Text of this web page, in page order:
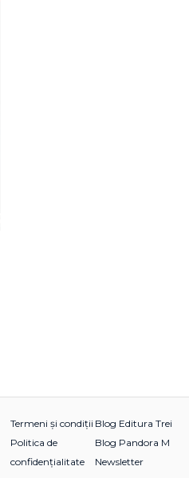
Termeni și condiții
Politica de
confidențialitate
Blog Editura Trei
Blog Pandora M
Newsletter